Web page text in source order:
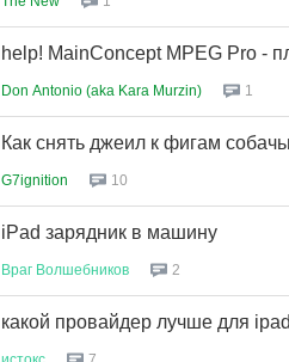
help! MainConcept MPEG Pro -
Don Antonio (aka Kara Murzin) 1
Как снять джеил к фигам
G7ignition 10
iPad зарядник в машину
Враг Волшебников 2
какой провайдер лучше для